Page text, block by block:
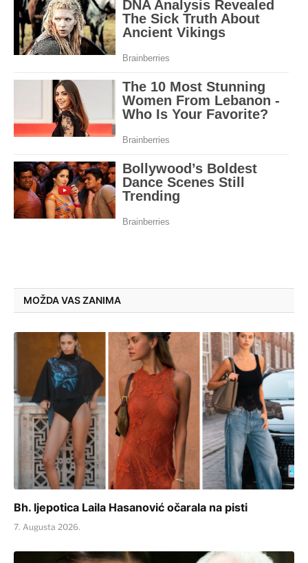
MOŽDA VAS ZANIMA
Bh. ljepotica Laila Hasanović očarala na pisti
7. Augusta 2026.